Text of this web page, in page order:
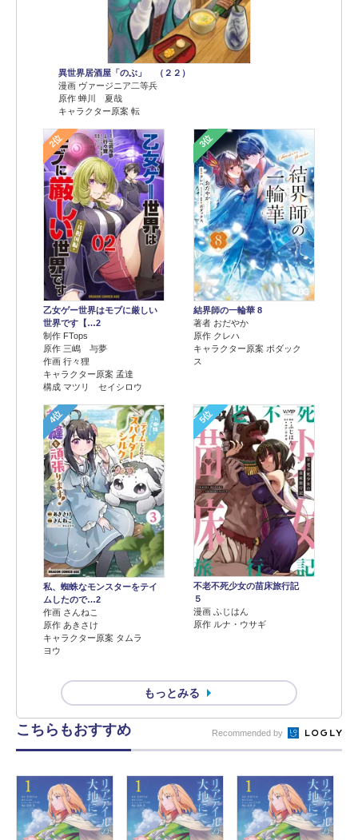
異世界居酒屋「のぶ」 （２２）
漫画 ヴァージニア二等兵
原作 蝉川 夏哉
キャラクター原案 転
2位
乙女ゲー世界はモブに厳しい
世界です【…2
制作 FTops
原作 三嶋 与夢
作画 行々狸
キャラクター原案 孟達
構成 マツリ セイシロウ
3位
結界師の一輪華 8
著者 おだやか
原作 クレハ
キャラクター原案 ボダック
ス
4位
私、蜘蛛なモンスターをテイ
ムしたので…2
作画 さんねこ
原作 あきさけ
キャラクター原案 タムラ
ヨウ
5位
不老不死少女の苗床旅行記
５
漫画 ふじはん
原作 ルナ・ウサギ
もっとみる
こちらもおすすめ Recommended by